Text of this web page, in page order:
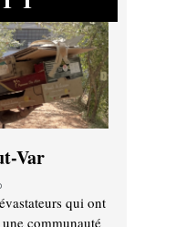
Var
qui ont
communauté